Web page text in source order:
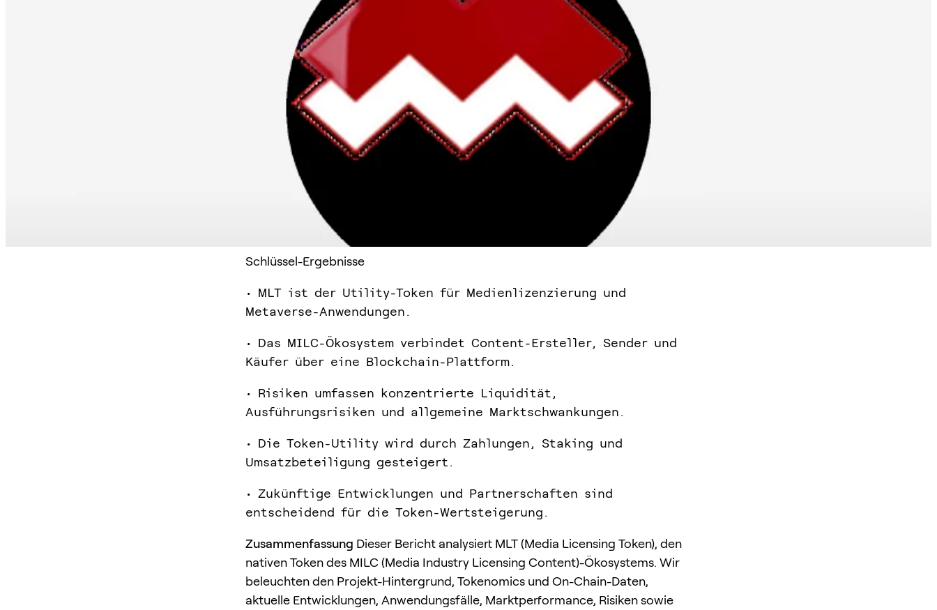
Schlüssel-Ergebnisse
• MLT ist der Utility-Token für Medienlizenzierung und
Metaverse-Anwendungen.
• Das MILC-Ökosystem verbindet Content-Ersteller, Sender und
Käufer über eine Blockchain-Plattform.
• Risiken umfassen konzentrierte Liquidität,
Ausführungsrisiken und allgemeine Marktschwankungen.
• Die Token-Utility wird durch Zahlungen, Staking und
Umsatzbeteiligung gesteigert.
• Zukünftige Entwicklungen und Partnerschaften sind
entscheidend für die Token-Wertsteigerung.
Zusammenfassung Dieser Bericht analysiert MLT (Media Licensing Token), den
nativen Token des MILC (Media Industry Licensing Content)-Ökosystems. Wir
beleuchten den Projekt-Hintergrund, Tokenomics und On-Chain-Daten,
aktuelle Entwicklungen, Anwendungsfälle, Marktperformance, Risiken sowie